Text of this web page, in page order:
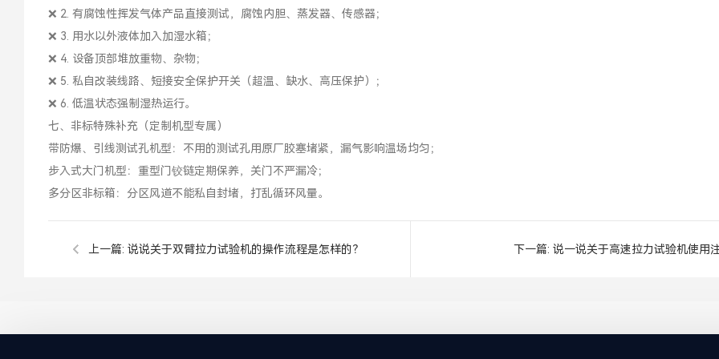
❌ 2. 有腐蚀性挥发气体产品直接测试，腐蚀内胆、蒸发器、传感器；
❌ 3. 用水以外液体加入加湿水箱；
❌ 4. 设备顶部堆放重物、杂物；
❌ 5. 私自改装线路、短接安全保护开关（超温、缺水、高压保护）；
❌ 6. 低温状态强制湿热运行。
七、非标特殊补充（定制机型专属）
带防爆、引线测试孔机型：不用的测试孔用原厂胶塞堵紧，漏气影响温场均匀；
步入式大门机型：重型门铰链定期保养，关门不严漏冷；
多分区非标箱：分区风道不能私自封堵，打乱循环风量。
上一篇: 说说关于双臂拉力试验机的操作流程是怎样的？ 下一篇: 说一说关于高速拉力试验机使用